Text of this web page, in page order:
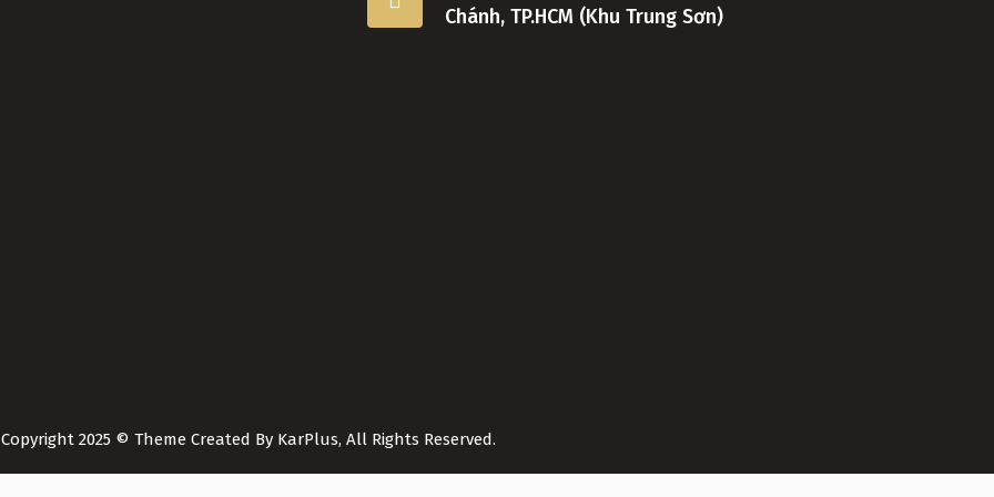
Chánh, TP.HCM (Khu Trung Sơn)
Copyright 2025 © Theme Created By KarPlus, All Rights Reserved.